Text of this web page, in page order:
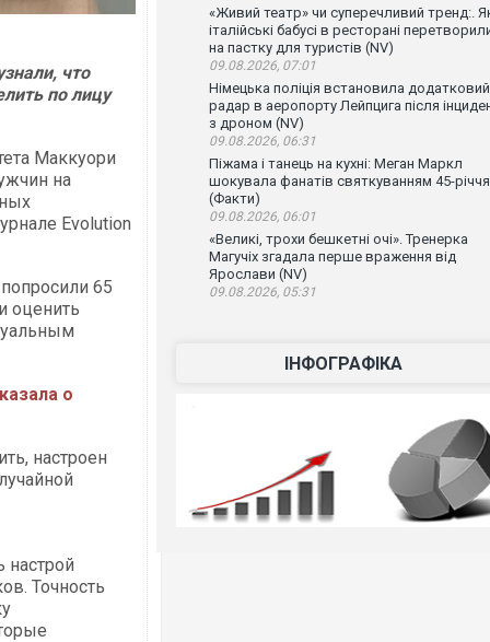
что
по лицу
Маккуори
на
Evolution
65
оценить
о
настроен
настрой
Точность
«Живий театр» чи суперечливий тренд:.
італійські бабусі в ресторані
на пастку для туристів (NV)
09.08.2026, 07:01
Німецька поліція встановила додатковий
радар в аеропорту Лейпцига після
з дроном (NV)
09.08.2026, 06:31
Піжама і танець на кухні: Меган Маркл
шокувала фанатів святкуванням 45-річчя
(Факти)
09.08.2026, 06:01
«Великі, трохи бешкетні очі». Тренерка
Магучіх згадала перше враження від
Ярослави (NV)
09.08.2026, 05:31
ІНФОГРАФІКА